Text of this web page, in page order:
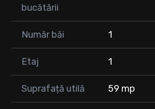
bucătării
Număr băi 1
Etaj 1
Suprafață utilă 59 mp